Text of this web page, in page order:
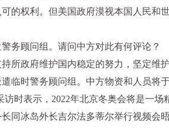
的权利。但美国政府漠视本国人民
务顾问组。请问中方对此有何评论？
所政府维护国内稳定的努力，坚定维
临时警务顾问组。中方物资和人员将
时表示，2022年北京冬奥会将是一
同冰岛外长吉尔法多蒂尔举行视频